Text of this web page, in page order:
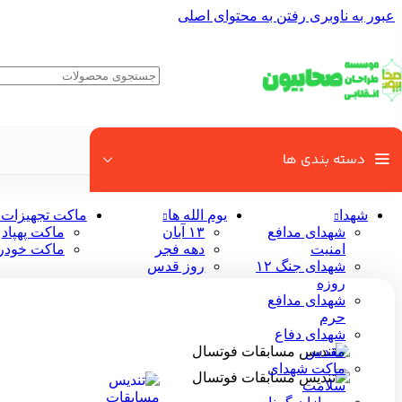
عبور به ناوبری رفتن به محتوای اصلی
دسته بندی ها
شهدا
شهدای مدافع
امنیت
شهدای جنگ ۱۲
روزه
شهدای مدافع
حرم
شهدای دفاع
مقدس
ماکت شهدای
سلامت
یوم الله ها
۱۳ آبان
دهه فجر
روز قدس
ماکت
ماکت پهپاد
ماکت
فروشگاه